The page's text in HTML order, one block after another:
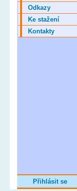
Odkazy
Ke stažení
Kontakty
Přihlásit se